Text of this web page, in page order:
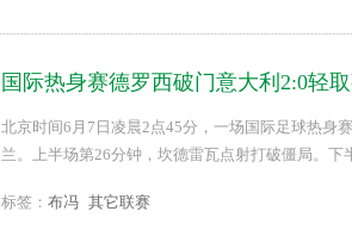
国际热身赛德罗西破门意大利2:0轻
北京时间6月7日凌晨2点45分，一场国际足球热身
兰。上半场第26分钟，坎德雷瓦点射打破僵局。
标签： 布冯 其它联赛